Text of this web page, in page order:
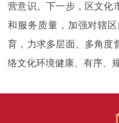
营意识。下一步，区文化
和服务质量，加强对辖
育，力求多层面、多角度
络文化环境健康、有序、